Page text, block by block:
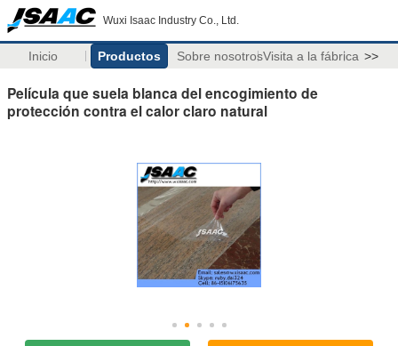
Wuxi Isaac Industry Co., Ltd.
Inicio Productos Sobre nosotrosVisita a la fábrica >>
Película que suela blanca del encogimiento de
protección contra el calor claro natural